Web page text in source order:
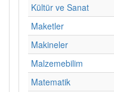
Kültür ve Sanat
Maketler
Makineler
Malzemebilim
Matematik